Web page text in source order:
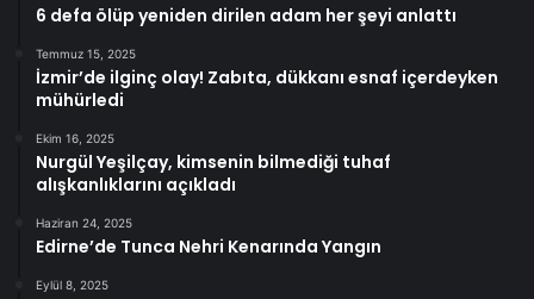
6 defa ölüp yeniden dirilen adam her şeyi anlattı
Temmuz 15, 2025
İzmir’de ilginç olay! Zabıta, dükkanı esnaf içerdeyken
mühürledi
Ekim 16, 2025
Nurgül Yeşilçay, kimsenin bilmediği tuhaf
alışkanlıklarını açıkladı
Haziran 24, 2025
Edirne’de Tunca Nehri Kenarında Yangın
Eylül 8, 2025